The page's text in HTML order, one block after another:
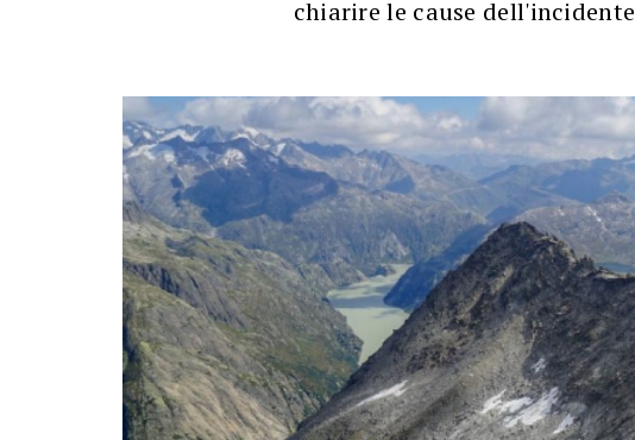
chiarire le cause dell'incidente